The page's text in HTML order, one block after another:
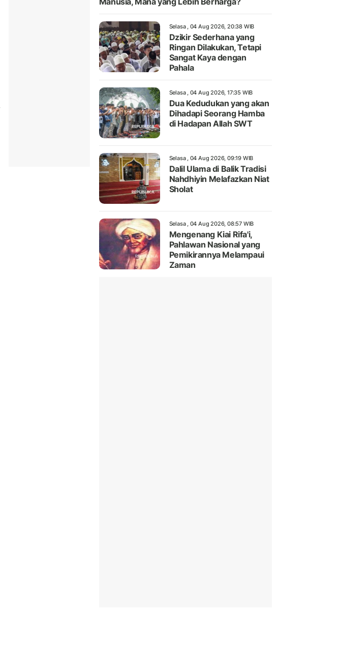
Selasa , 04 Aug 2026, 20:38 WIB
Dzikir Sederhana yang
Ringan Dilakukan, Tetapi
Sangat Kaya dengan
Pahala
Selasa , 04 Aug 2026, 17:35 WIB
Dua Kedudukan yang akan
Dihadapi Seorang Hamba
di Hadapan Allah SWT
Selasa , 04 Aug 2026, 09:19 WIB
Dalil Ulama di Balik Tradisi
Nahdhiyin Melafazkan Niat
Sholat
Selasa , 04 Aug 2026, 08:57 WIB
Mengenang Kiai Rifa'i,
Pahlawan Nasional yang
Pemikirannya Melampaui
Zaman